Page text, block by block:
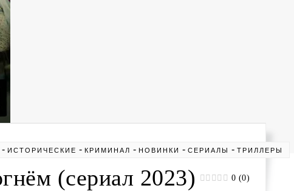
-ИСТОРИЧЕСКИЕ -КРИМИНАЛ -НОВИНКИ -СЕРИАЛЫ -ТРИЛЛЕРЫ
(сериал 2023) 0 (0)